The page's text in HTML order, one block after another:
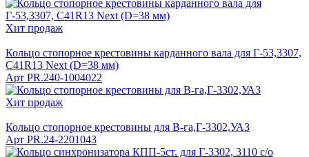
Хит продаж
Кольцо стопорное крестовины карданного вала для Г-53,3307,
C41R13 Next (D=38 мм)
Арт PR.240-1004022
Хит продаж
Кольцо стопорное крестовины для В-га,Г-3302,УАЗ
Арт PR.24-2201043